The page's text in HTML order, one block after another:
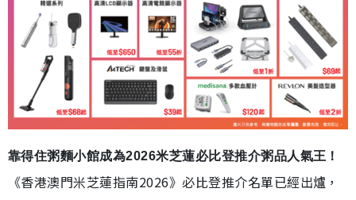
靠得住粥麵小館成為2026米芝蓮必比登推介粥品人氣王！
《香港澳門米芝蓮指南2026》必比登推介名單已經出爐，